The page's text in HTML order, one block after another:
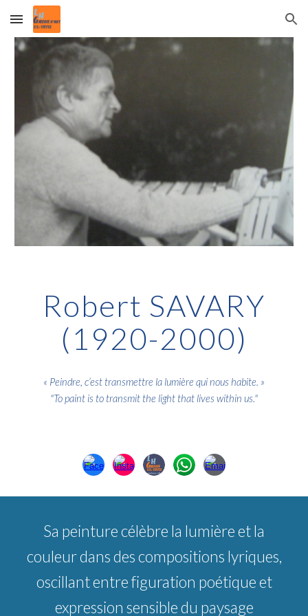
Skip to main content Skip to navigation
Robert SAVARY
(1920-2000)
« Peindre, c’est transmettre la lumière qui nous habite. »
"To paint is to transmit the light that lives within us."
Sa peinturecélèbre la lumière et la
couleur dans des compositions lyriques,
oscillant entre figuration poétique et
expression sensible du paysage